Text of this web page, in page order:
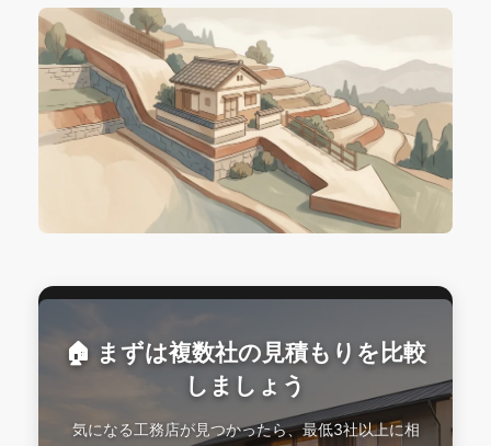
🏠 まずは複数社の見積もりを比較
しましょう
気になる工務店が見つかったら、最低3社以上に相